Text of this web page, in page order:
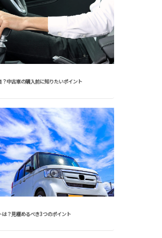
中古車の購入前に知りたいポイント
は？見極めるべき3つのポイント